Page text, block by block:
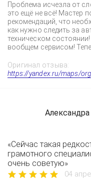
Проблема исчезла от
это ещё не всё! Мастер
рекомендаций, что
как нужно следить за
техническом
вообщем сервисом!
Оригинал отзыва:
https://yandex.ru/maps/
«Сейчас такая
грамотного
очень советую»
04